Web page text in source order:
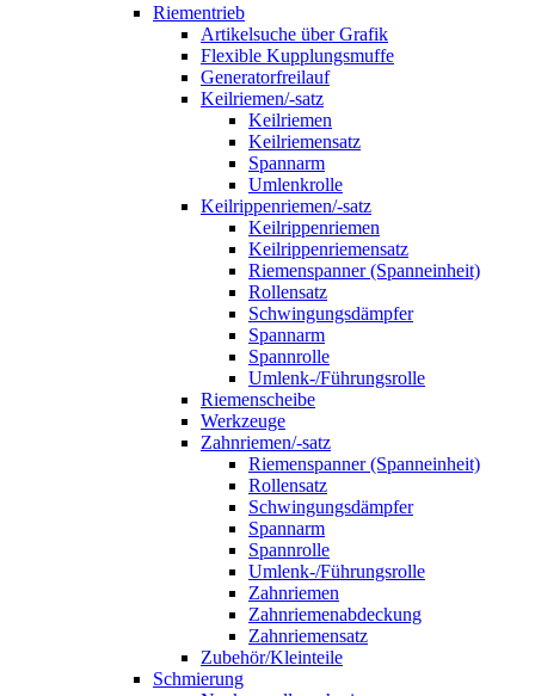
Riementrieb
Artikelsuche über Grafik
Flexible Kupplungsmuffe
Generatorfreilauf
Keilriemen/-satz
Keilriemen
Keilriemensatz
Spannarm
Umlenkrolle
Keilrippenriemen/-satz
Keilrippenriemen
Keilrippenriemensatz
Riemenspanner (Spanneinheit)
Rollensatz
Schwingungsdämpfer
Spannarm
Spannrolle
Umlenk-/Führungsrolle
Riemenscheibe
Werkzeuge
Zahnriemen/-satz
Riemenspanner (Spanneinheit)
Rollensatz
Schwingungsdämpfer
Spannarm
Spannrolle
Umlenk-/Führungsrolle
Zahnriemen
Zahnriemenabdeckung
Zahnriemensatz
Zubehör/Kleinteile
Schmierung